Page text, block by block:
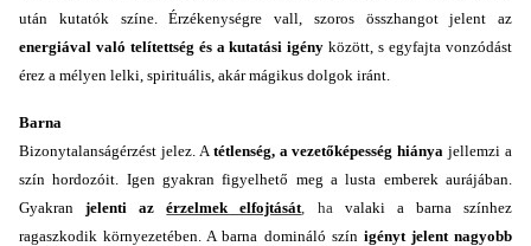
után kutatók színe. Érzékenységre vall, szoros összhangot jelent az
energiával való telítettség és a kutatási igény között, s egyfajta vonzódást
érez a mélyen lelki, spirituális, akár mágikus dolgok iránt.
Barna
Bizonytalanságérzést jelez. A tétlenség, a vezetőképesség hiánya jellemzi a
szín hordozóit. Igen gyakran figyelhető meg a lusta emberek aurájában.
Gyakranjelenti azérzelmek elfojtását , ha valaki a barna színhez
ragaszkodik környezetében. A barna domináló szín igényt jelent nagyobb